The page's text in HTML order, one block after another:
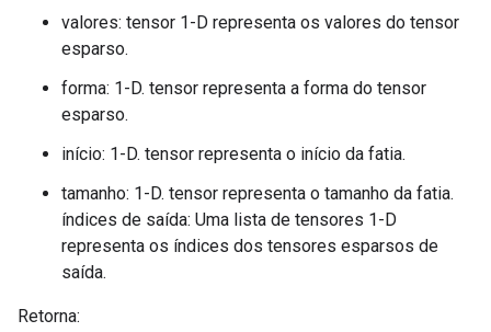
valores: tensor 1-D representa os valores do tensor
esparso.
forma: 1-D. tensor representa a forma do tensor
esparso.
início: 1-D. tensor representa o início da fatia.
tamanho: 1-D. tensor representa o tamanho da fatia.
índices de saída: Uma lista de tensores 1-D
representa os índices dos tensores esparsos de
saída.
Retorna: